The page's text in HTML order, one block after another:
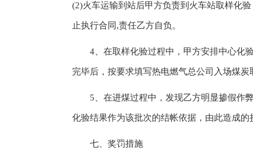
(2)火车运输到站后甲方负责到火车站取样化
止执行合同,责任乙方自负。
4、在取样化验过程中，甲方安排中心化验
完毕后，按要求填写热电燃气总公司入场煤炭
5、在进煤过程中，发现乙方明显掺假作弊
化验结果作为该批次的结帐依据，由此造成的
七、奖罚措施